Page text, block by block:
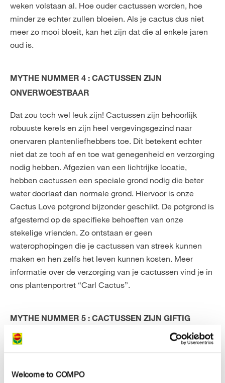
Welcome to COMPO
weken volstaan al. Hoe ouder cactussen worden, hoe
minder ze echter zullen bloeien. Als je cactus dus niet
meer zo mooi bloeit, kan het zijn dat die al enkele jaren
oud is.
MYTHE NUMMER 4 : CACTUSSEN ZIJN
ONVERWOESTBAAR
Dat zou toch wel leuk zijn! Cactussen zijn behoorlijk
robuuste kerels en zijn heel vergevingsgezind naar
onervaren plantenliefhebbers toe. Dit betekent echter
niet dat ze toch af en toe wat genegenheid en verzorging
nodig hebben. Afgezien van een lichtrijke locatie,
hebben cactussen een speciale grond nodig die beter
water doorlaat dan normale grond. Hiervoor is onze
Cactus Love potgrond bijzonder geschikt. De potgrond is
afgestemd op de specifieke behoeften van onze
stekelige vrienden. Zo ontstaan er geen
waterophopingen die je cactussen van streek kunnen
maken en hen zelfs het leven kunnen kosten. Meer
informatie over de verzorging van je cactussen vind je in
ons plantenportret “Carl Cactus”.
MYTHE NUMMER 5 : CACTUSSEN ZIJN GIFTIG
Dit is eigenlijk niet correct. Het tegendeel is wel waar :
populairder wordt in de Mexicaanse en Amerikaanse